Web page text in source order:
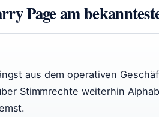
Page am
aus dem operativen
Stimmrechte weiterhin